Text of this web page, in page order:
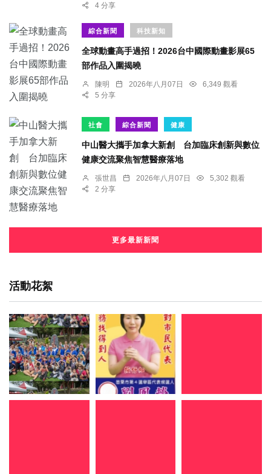
4 分享
綜合新聞 科技新知
全球動畫高手過招！2026台中國際動畫影展65
部作品入圍揭曉
陳明 2026年八月07日
6,349 觀看
5 分享
社會 綜合新聞 健康
中山醫大攜手加拿大新創 台加臨床創新與數位
健康交流聚焦智慧醫療落地
張世昌 2026年八月07日
5,302 觀看
2 分享
更多最新新聞
活動花絮